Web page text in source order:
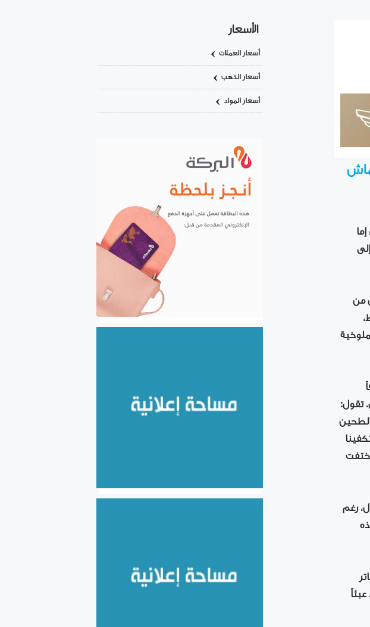
إما
من
فقط،
تقول:
رغم
العراقي عبر حمص
اتفاقية توءمة بين غرفتي تجارة
ريف دمشق وإربد لتعزيز
التعاون الاقتصادي
السورية للحبوب: استلام أكثر
من مليونين ونصف المليون
طن من ‌‏محصول القمح ‏
الكهرباء والغاز والبنى التحتية
في صدارة التعاون السوري
الأردن يعفي عائلات رجال الأعمال
الموافقة المسبقة للدخول إلى
الأسعار
أسعار العملات
أسعار الذهب
أسعار المواد